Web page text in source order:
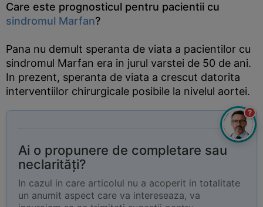
Care este prognosticul pentru pacientii cu
sindromul Marfan?
Pana nu demult speranta de viata a pacientilor cu
sindromul Marfan era in jurul varstei de 50 de ani.
In prezent, speranta de viata a crescut datorita
interventiilor chirurgicale posibile la nivelul aortei.
Ai o propunere de completare sau
neclarități?
In cazul in care articolul nu a acoperit in totalitate
un anumit aspect care va intereseaza, va
?